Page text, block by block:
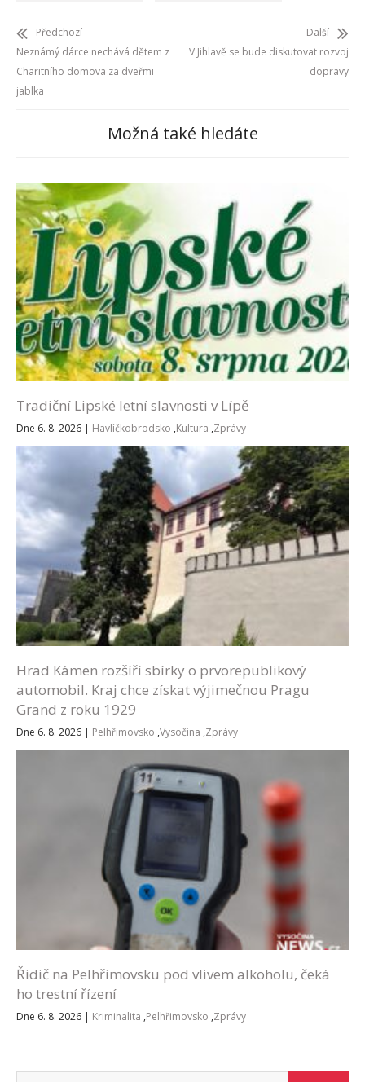
Předchozí
Neznámý dárce nechává dětem z
Charitního domova za dveřmi
jablka
Další
V Jihlavě se bude diskutovat rozvoj
dopravy
Možná také hledáte
Tradiční Lipské letní slavnosti v Lípě
Dne 6. 8. 2026 | Havlíčkobrodsko ,Kultura ,Zprávy
Hrad Kámen rozšíří sbírky o prvorepublikový
automobil. Kraj chce získat výjimečnou Pragu
Grand z roku 1929
Dne 6. 8. 2026 | Pelhřimovsko ,Vysočina ,Zprávy
Řidič na Pelhřimovsku pod vlivem alkoholu, čeká
ho trestní řízení
Dne 6. 8. 2026 | Kriminalita ,Pelhřimovsko ,Zprávy